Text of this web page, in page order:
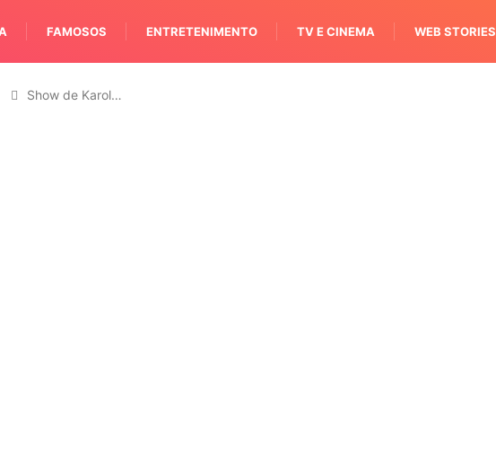
FAMOSOS ENTRETENIMENTO TV E CINEMA WEB STORIES
Show de Karol…